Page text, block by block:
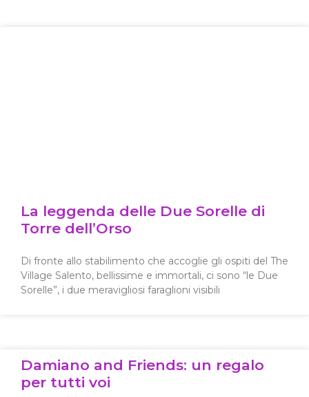
La leggenda delle Due Sorelle di
Torre dell’Orso
Di fronte allo stabilimento che accoglie gli ospiti del The
Village Salento, bellissime e immortali, ci sono “le Due
Sorelle”, i due meravigliosi faraglioni visibili
Damiano and Friends: un regalo
per tutti voi